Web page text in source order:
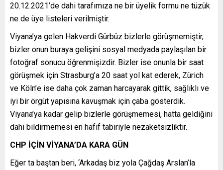
20.12.2021’de dahi tarafımıza ne bir üyelik formu ne tüzük
ne de üye listeleri verilmiştir.
Viyana’ya gelen Hakverdi Gürbüz bizlerle görüşmemiştir,
bizler onun buraya gelişini sosyal medyada paylaşılan bir
fotoğraf sonucu öğrenmişizdir. Bizler ise onunla bir saat
görüşmek için Strasburg’a 20 saat yol kat ederek, Zürich
ve Köln’e ise daha çok zaman harcayarak gittik, sağlıklı ve
iyi bir örgüt yapısına kavuşmak için çaba gösterdik.
Viyana’ya kadar gelip bizlerle görüşmemesi, hatta geldiğini
dahi bildirmemesi en hafif tabiriyle nezaketsizliktir.
CHP İÇİN VİYANA’DA KARA GÜN
Eğer ta baştan beri, ‘Arkadaş biz yola Çağdaş Arslan’la